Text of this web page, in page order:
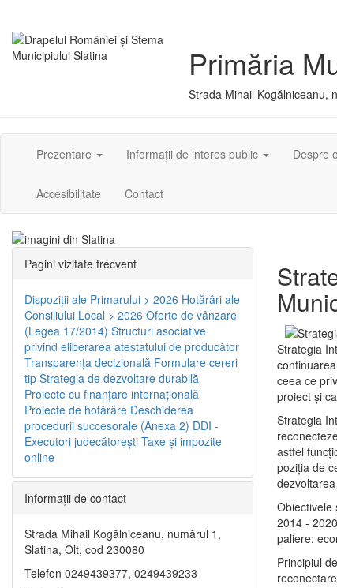
Primăria
Strada Mihail Kogălniceanu,
Prezentare Informații de interes public Despre
Accesibilitate Contact
Strategia
ceea ce
proiect și
Strategia
astfel
poziţia de
Obiectivele
2014 -
paliere:
Principiul
Pagini vizitate frecvent
Dispoziţii ale Primarului > 2026 Hotărâri ale
Consiliului Local > 2026 Oferte de vânzare
(Legea 17/2014) Structuri asociative
privind eliberarea atestatului de producător
Transparenţa decizională Formulare cereri
tip Strategia de dezvoltare durabilă
Proiecte cu finanţare internaţională
Proiecte de hotărâre Deschiderea
procedurii succesorale (Anexa 2) DDI -
Executori judecătorești Taxe şi impozite
online
Informaţii de contact
Strada Mihail Kogălniceanu, numărul 1,
Slatina, Olt, cod 230080
Telefon 0249439377, 0249439233